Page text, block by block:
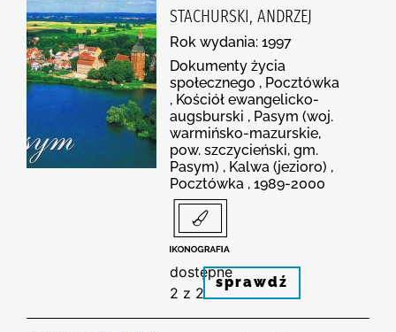
STACHURSKI, ANDRZEJ
Rok wydania: 1997
Dokumenty życia
społecznego , Pocztówka
, Kościół ewangelicko-
augsburski , Pasym (woj.
warmińsko-mazurskie,
pow. szczycieński, gm.
Pasym) , Kalwa (jezioro) ,
Pocztówka , 1989-2000
dostępne
2 z 2
sprawdź